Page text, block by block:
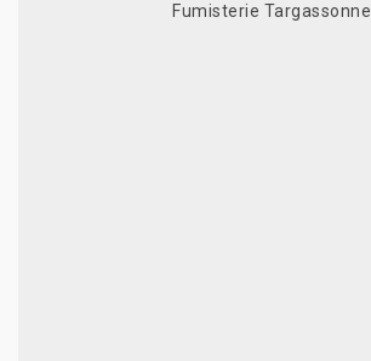
Fumisterie Targassonne